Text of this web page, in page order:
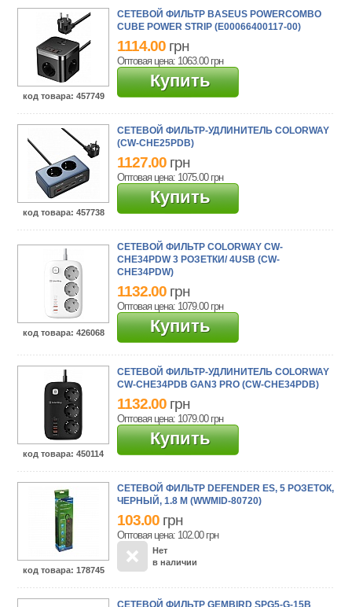
код товара: 457749
СЕТЕВОЙ ФИЛЬТР BASEUS POWERCOMBO
CUBE POWER STRIP (E00066400117-00)
1114.00 грн
Оптовая цена: 1063.00 грн
Купить
код товара: 457738
СЕТЕВОЙ ФИЛЬТР-УДЛИНИТЕЛЬ COLORWAY
(CW-CHE25PDB)
1127.00 грн
Оптовая цена: 1075.00 грн
Купить
код товара: 426068
СЕТЕВОЙ ФИЛЬТР COLORWAY CW-
CHE34PDW 3 РОЗЕТКИ/ 4USB (CW-
CHE34PDW)
1132.00 грн
Оптовая цена: 1079.00 грн
Купить
код товара: 450114
СЕТЕВОЙ ФИЛЬТР-УДЛИНИТЕЛЬ СOLORWAY
CW-CHE34PDB GAN3 PRO (CW-CHE34PDB)
1132.00 грн
Оптовая цена: 1079.00 грн
Купить
код товара: 178745
СЕТЕВОЙ ФИЛЬТР DEFENDER ES, 5 РОЗЕТОК,
ЧЕРНЫЙ, 1.8 М (WWMID-80720)
103.00 грн
Оптовая цена: 102.00 грн
Нет
в наличии
СЕТЕВОЙ ФИЛЬТР GEMBIRD SPG5-G-15B